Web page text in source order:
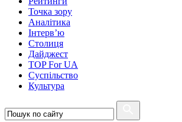
Точка зору
Аналітика
Інтерв’ю
Столиця
Дайджест
TOP For UA
Суспiльство
Культура